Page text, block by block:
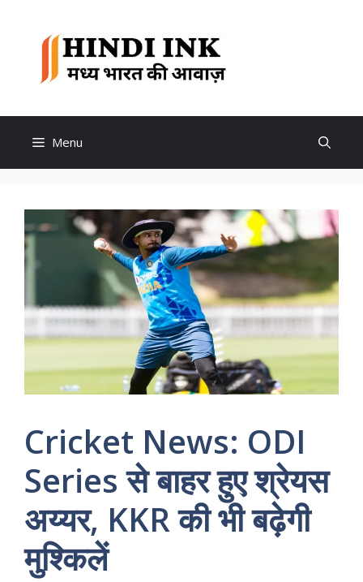
content
Menu
Cricket News: ODI
Series से बाहर हुए श्रेयस
अय्यर, KKR की भी बढ़ेगी
मुश्किलें